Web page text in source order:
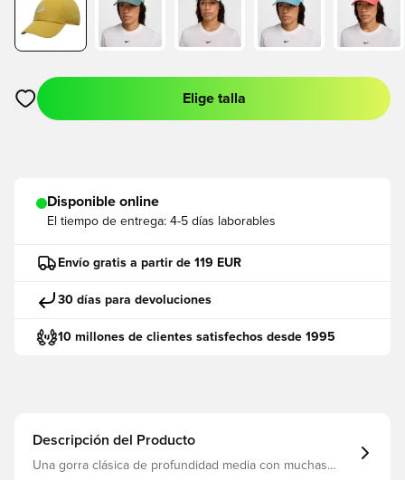
Abre un modal para iniciar sesión o registrarse como miembro
Elige talla
Disponible online
El tiempo de entrega: 4-5 días laborables
Envío gratis a partir de 119 EUR
30 días para devoluciones
10 millones de clientes satisfechos desde 1995
Descripción del Producto
Una gorra clásica de profundidad media con muchas